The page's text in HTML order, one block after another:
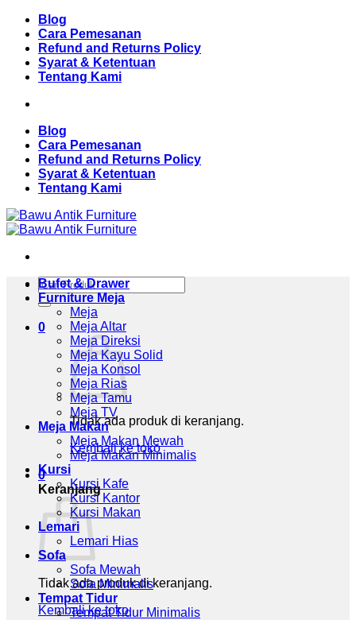
Skip
content
Blog
Cara Pemesanan
Refund and Returns Policy
Syarat & Ketentuan
Tentang Kami
Blog
Cara Pemesanan
Refund and Returns Policy
Syarat & Ketentuan
Tentang Kami
Pencarian
untuk:
0
Tidak ada produk di keranjang.
Kembali ke toko
0
Keranjang
Tidak ada produk di keranjang.
Kembali ke toko
Bufet & Drawer
Furniture Meja
Meja
Meja Altar
Meja Direksi
Meja Kayu Solid
Meja Konsol
Meja Rias
Meja Tamu
Meja TV
Meja Makan
Meja Makan Mewah
Meja Makan Minimalis
Kursi
Kursi Kafe
Kursi Kantor
Kursi Makan
Lemari
Lemari Hias
Sofa
Sofa Mewah
Sofa Minimalis
Tempat Tidur
Tempat Tidur Minimalis